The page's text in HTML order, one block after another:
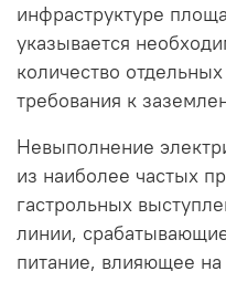
инфраструктуре
указывается
количество
требования к
Невыполнение
из наиболее частых
гастрольных
линии,
питание, влияющее на